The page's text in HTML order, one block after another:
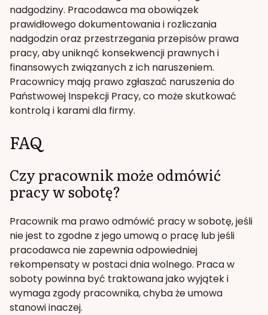
nadgodziny. Pracodawca ma obowiązek
prawidłowego dokumentowania i rozliczania
nadgodzin oraz przestrzegania przepisów prawa
pracy, aby uniknąć konsekwencji prawnych i
finansowych związanych z ich naruszeniem.
Pracownicy mają prawo zgłaszać naruszenia do
Państwowej Inspekcji Pracy, co może skutkować
kontrolą i karami dla firmy.
FAQ
Czy pracownik może odmówić
pracy w sobotę?
Pracownik ma prawo odmówić pracy w sobotę, jeśli
nie jest to zgodne z jego umową o pracę lub jeśli
pracodawca nie zapewnia odpowiedniej
rekompensaty w postaci dnia wolnego. Praca w
soboty powinna być traktowana jako wyjątek i
wymaga zgody pracownika, chyba że umowa
stanowi inaczej.